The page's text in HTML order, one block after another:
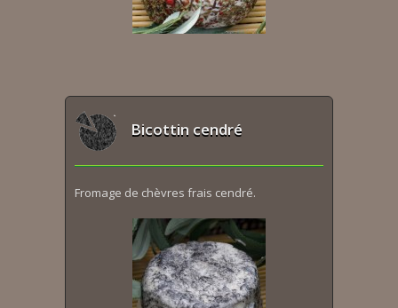
Bicottin cendré
Fromage de chèvres frais cendré.